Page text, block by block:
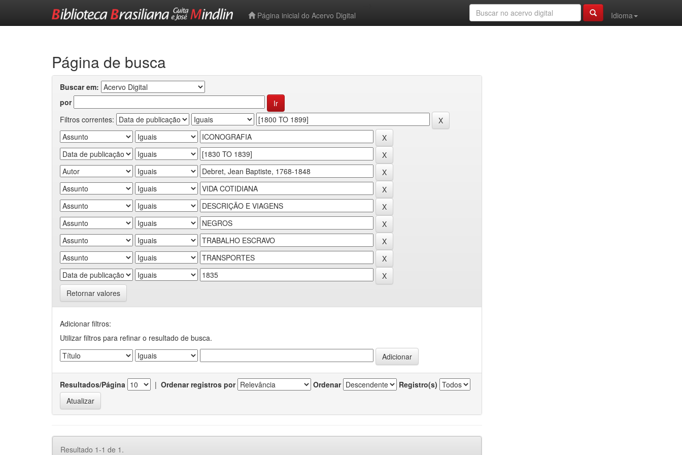
Página inicial do Acervo Digital
Idioma
Página de busca
Buscar em:
por
Filtros correntes:
Retornar valores
Adicionar filtros:
Utilizar filtros para refinar o resultado de busca.
Resultados/Página | Ordenar registros por Ordenar Registro(s)
Resultado 1-1 de 1.